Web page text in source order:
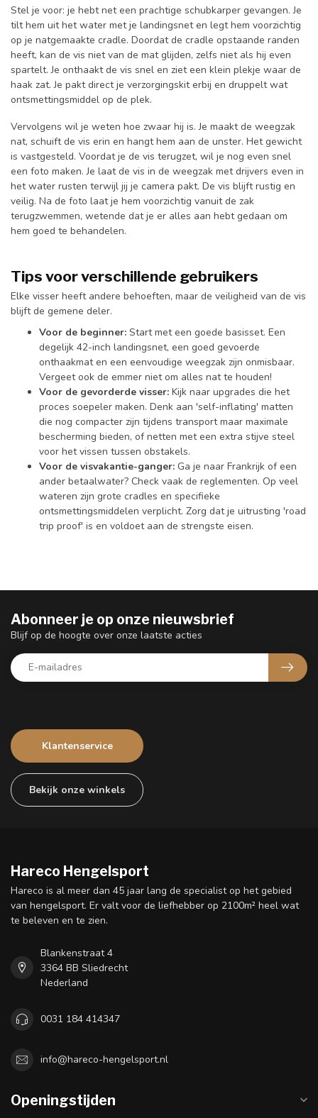
Stel je voor: je hebt net een prachtige schubkarper gevangen. Je
tilt hem uit het water met je landingsnet en legt hem voorzichtig
op je natgemaakte cradle. Doordat de cradle opstaande randen
heeft, kan de vis niet van de mat glijden, zelfs niet als hij even
spartelt. Je onthaakt de vis snel en ziet een klein plekje waar de
haak zat. Je pakt direct je verzorgingskit erbij en druppelt wat
ontsmettingsmiddel op de plek.
Vervolgens wil je weten hoe zwaar hij is. Je maakt de weegzak
nat, schuift de vis erin en hangt hem aan de unster. Het gewicht
is vastgesteld. Voordat je de vis terugzet, wil je nog even snel
een foto maken. Je laat de vis in de weegzak met drijvers even in
het water rusten terwijl jij je camera pakt. De vis blijft rustig en
veilig. Na de foto laat je hem voorzichtig vanuit de zak
terugzwemmen, wetende dat je er alles aan hebt gedaan om
hem goed te behandelen.
Tips voor verschillende gebruikers
Elke visser heeft andere behoeften, maar de veiligheid van de vis
blijft de gemene deler.
Voor de beginner: Start met een goede basisset. Een
degelijk 42-inch landingsnet, een goed gevoerde
onthaakmat en een eenvoudige weegzak zijn onmisbaar.
Vergeet ook de emmer niet om alles nat te houden!
Voor de gevorderde visser: Kijk naar upgrades die het
proces soepeler maken. Denk aan 'self-inflating' matten
die nog compacter zijn tijdens transport maar maximale
bescherming bieden, of netten met een extra stijve steel
voor het vissen tussen obstakels.
Voor de visvakantie-ganger: Ga je naar Frankrijk of een
ander betaalwater? Check vaak de reglementen. Op veel
wateren zijn grote cradles en specifieke
ontsmettingsmiddelen verplicht. Zorg dat je uitrusting 'road
trip proof' is en voldoet aan de strengste eisen.
Klantenservice
Bekijk onze winkels
Abonneer je op onze nieuwsbrief
Blijf op de hoogte over onze laatste acties
Hareco Hengelsport
Hareco is al meer dan 45 jaar lang de specialist op het gebied
van hengelsport. Er valt voor de liefhebber op 2100m² heel wat
te beleven en te zien.
Blankenstraat 4
3364 BB Sliedrecht
Nederland
0031 184 414347
info@hareco-hengelsport.nl
Openingstijden